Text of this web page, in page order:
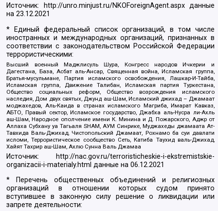
Источник: http://unro.minjust.ru/NKOForeignAgent.aspxданные
на23.12.2021
* Единый федеральный список организаций, в том числе
иностранных и международных организаций, признанных в
соответствии с законодательством Российской Федерации
террористическими:
Высший военный Маджлисуль Шура, Конгресс народов Ичкерии и
Дагестана, База, Асбат аль-Ансар, Священная война, Исламская группа,
Братья-мусульмане, Партия исламского освобождения, Лашкар-И-Тайба,
Исламская группа, Движение Талибан, Исламская партия Туркестана,
Общество социальных реформ, Общество возрождения исламского
наследия, Дом двух святых, Джунд аш-Шам, Исламский джихад – Джамаат
моджахедов, Аль-Каида в странах исламского Магриба, Имарат Кавказ,
АБТО, Правый сектор, Исламское государство, Джабха аль-Нусра ли-Ахль
аш-Шам, Народное ополчение имени К. Минина и Д. Пожарского, Аджр от
Аллаха Субхану уа Тагьаля SHAM, АУМ Синрике, Муджахеды джамаата Ат-
Тавхида Валь-Джихад, Чистопольский Джамаат, Рохнамо ба суи давлати
исломи, Террористическое сообщество Сеть, Катиба Таухид валь-Джихад,
Хайят Тахрир аш-Шам, Ахлю Сунна Валь Джамаа
Источник:
http://nac.gov.ru/terroristicheskie-i-ekstremistskie-
organizacii-i-materialy.html данные на06.12.2021
* Перечень общественных объединений и религиозных
организаций в отношении которых судом принято
вступившее в законную силу решение о ликвидации или
запрете деятельности: